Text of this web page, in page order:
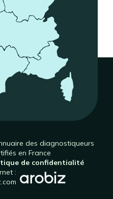
des diagnostiqueurs
en France
de confidentialité
: